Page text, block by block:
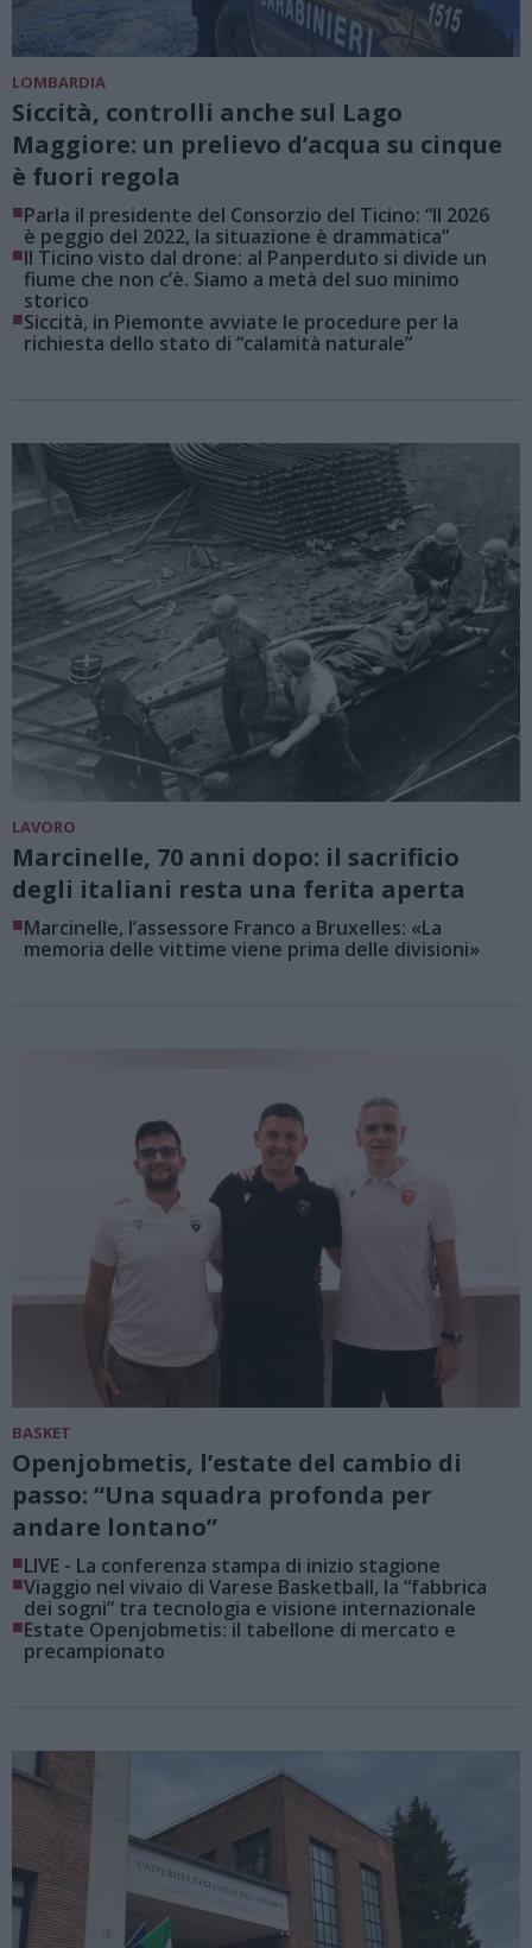
LOMBARDIA
Siccità, controlli anche sul Lago
Maggiore: un prelievo d’acqua su cinque
è fuori regola
■Parla il presidente del Consorzio del Ticino: “Il 2026
è peggio del 2022, la situazione è drammatica”
■Il Ticino visto dal drone: al Panperduto si divide un
fiume che non c’è. Siamo a metà del suo minimo
storico
■Siccità, in Piemonte avviate le procedure per la
richiesta dello stato di “calamità naturale”
LAVORO
Marcinelle, 70 anni dopo: il sacrificio
degli italiani resta una ferita aperta
■Marcinelle, l’assessore Franco a Bruxelles: «La
memoria delle vittime viene prima delle divisioni»
BASKET
Openjobmetis, l’estate del cambio di
passo: “Una squadra profonda per
andare lontano”
■LIVE - La conferenza stampa di inizio stagione
■Viaggio nel vivaio di Varese Basketball, la “fabbrica
dei sogni” tra tecnologia e visione internazionale
■Estate Openjobmetis: il tabellone di mercato e
precampionato